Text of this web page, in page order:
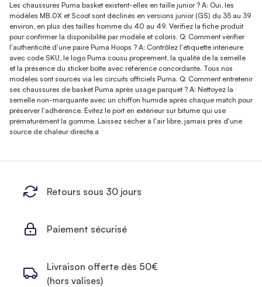
Les chaussures Puma basket existent-elles en taille junior ? A: Oui, les
modèles MB.0X et Scoot sont déclinés en versions junior (GS) du 35 au 39
environ, en plus des tailles homme du 40 au 49. Vérifiez la fiche produit
pour confirmer la disponibilité par modèle et coloris. Q: Comment vérifier
l'authenticité d'une paire Puma Hoops ? A: Contrôlez l'étiquette intérieure
avec code SKU, le logo Puma cousu proprement, la qualité de la semelle
et la présence du sticker boîte avec référence concordante. Tous nos
modèles sont sourcés via les circuits officiels Puma. Q: Comment entretenir
ses chaussures de basket Puma après usage parquet ? A: Nettoyez la
semelle non-marquante avec un chiffon humide après chaque match pour
préserver l'adhérence. Évitez le port en extérieur sur bitume qui use
prématurément la gomme. Laissez sécher à l'air libre, jamais près d'une
source de chaleur directe.a
Retours sous 30 jours
Paiement sécurisé
Livraison offerte dès 50€
(hors valises)